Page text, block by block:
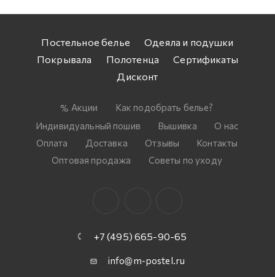
Постельное белье
Одеяла и подушки
Покрывала
Полотенца
Сертификаты
Дисконт
Акции
Как подобрать белье?
Индивидуальный пошив
Вышивка
О нас
Оплата
Доставка Отзывы
Контакты
Оптовая продажа
Советы по уходу
+7 (495) 665-90-65
info@m-postel.ru